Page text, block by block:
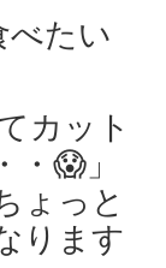
べたい
カット
😱」
ょっと
ります